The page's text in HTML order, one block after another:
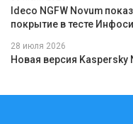
Ideco NGFW Novum
покрытие в тесте
28 июля 2026
Новая версия Kaspersky